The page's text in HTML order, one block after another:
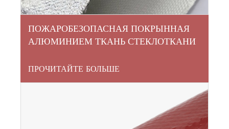
ПОЖАРОБЕЗОПАСНАЯ ПОКРЫННАЯ
АЛЮМИНИЕМ ТКАНЬ СТЕКЛОТКАНИ
ПРОЧИТАЙТЕ БОЛЬШЕ